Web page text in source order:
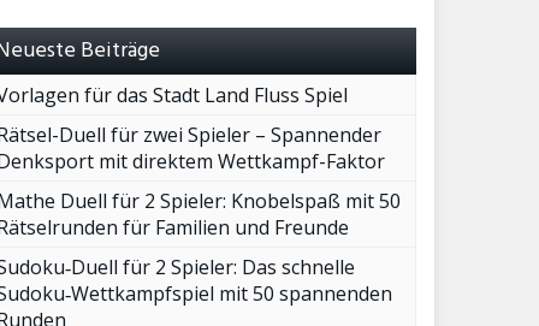
Beiträge
für das Stadt Land Fluss Spiel
Duell für zwei Spieler – Spannender
mit direktem Wettkampf-Faktor
Duell für 2 Spieler: Knobelspaß mit 50
für Familien und Freunde
für 2 Spieler: Das schnelle
mit 50 spannenden